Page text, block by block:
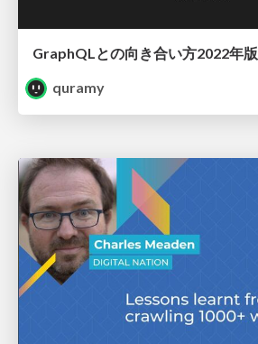
GraphQLとの向き合い方2022年版
quramy